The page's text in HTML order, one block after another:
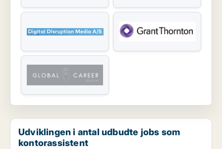
Udviklingen i antal udbudte jobs som
kontorassistent